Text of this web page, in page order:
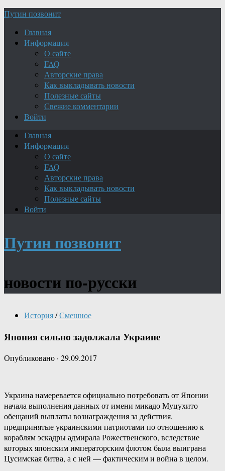
Путин позвонит
Главная
Информация
О сайте
FAQ
Авторские права
Как выкладывать новости
Полезные сайты
Свежие комментарии
Войти
Главная
Информация
О сайте
FAQ
Авторские права
Как выкладывать новости
Полезные сайты
Войти
Путин позвонит
новости по-русски
История/Смешное
Япония сильно задолжала Украине
Опубликовано · 29.09.2017
Украина намеревается официально потребовать от Японии
начала выполнения данных от имени микадо Муцухито
обещаний выплаты вознаграждения за действия,
предпринятые украинскими патриотами по отношению к
кораблям эскадры адмирала Рожественского, вследствие
которых японским императорским флотом была выиграна
Цусимская битва, а с ней — фактическим и война в целом.